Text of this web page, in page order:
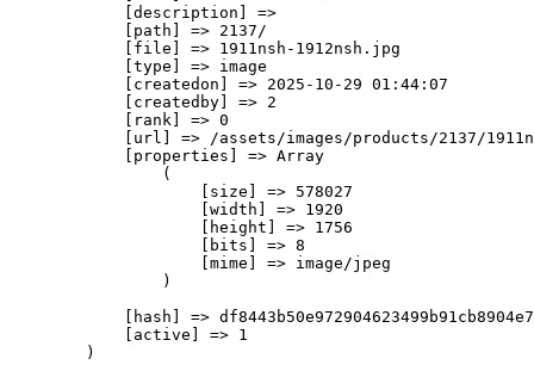
            [description] =>
            [path] => 2137/
            [file] => 1911nsh-1912nsh.jpg
            [type] => image
            [createdon] => 2025-10-29 01:44:07
            [createdby] => 2
            [rank] => 0
[url] => /assets/images/products/2137/
            [properties] => Array
                (
                    [size] => 578027
                    [width] => 1920
                    [height] => 1756
                    [bits] => 8
                    [mime] => image/jpeg
                )
[hash] =>
            [active] => 1
        )